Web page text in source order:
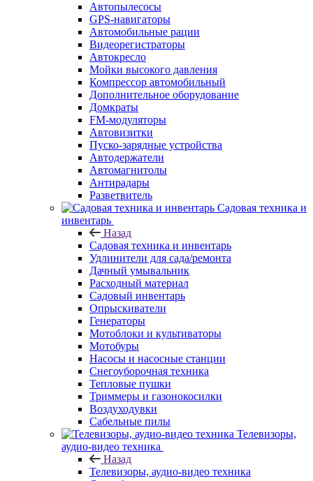
Автопылесосы
GPS-навигаторы
Автомобильные рации
Видеорегистраторы
Автокресло
Мойки высокого давления
Компрессор автомобильный
Дополнительное оборудование
Домкраты
FM-модуляторы
Автовизитки
Пуско-зарядные устройства
Автодержатели
Автомагнитолы
Антирадары
Разветвитель
Садовая техника и
инвентарь
Назад
Садовая техника и инвентарь
Удлинители для сада/ремонта
Дачный умывальник
Расходный материал
Садовый инвентарь
Опрыскиватели
Генераторы
Мотоблоки и культиваторы
Мотобуры
Насосы и насосные станции
Снегоуборочная техника
Тепловые пушки
Триммеры и газонокосилки
Воздуходувки
Сабельные пилы
Телевизоры,
аудио-видео техника
Назад
Телевизоры, аудио-видео техника